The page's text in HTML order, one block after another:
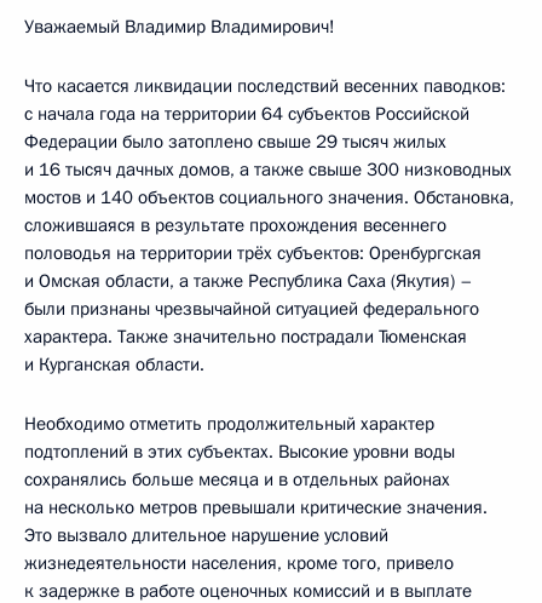
Уважаемый Владимир Владимирович!
Что касается ликвидации последствий весенних паводков:
с начала года на территории 64 субъектов Российской
Федерации было затоплено свыше 29 тысяч жилых
и 16 тысяч дачных домов, а также свыше 300 низководных
мостов и 140 объектов социального значения. Обстановка,
сложившаяся в результате прохождения весеннего
половодья на территории трёх субъектов: Оренбургская
и Омская области, а также Республика Саха (Якутия) –
были признаны чрезвычайной ситуацией федерального
характера. Также значительно пострадали Тюменская
и Курганская области.
Необходимо отметить продолжительный характер
подтоплений в этих субъектах. Высокие уровни воды
сохранялись больше месяца и в отдельных районах
на несколько метров превышали критические значения.
Это вызвало длительное нарушение условий
жизнедеятельности населения, кроме того, привело
к задержке в работе оценочных комиссий и в выплате